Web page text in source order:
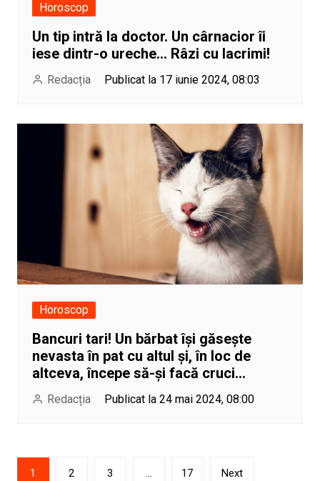
Horoscop
Un tip intră la doctor. Un cârnacior îi
iese dintr-o ureche… Râzi cu lacrimi!
Redacția Publicat la 17 iunie 2024, 08:03
Horoscop
Bancuri tari! Un bărbat își găsește
nevasta în pat cu altul și, în loc de
altceva, începe să-și facă cruci…
Redacția Publicat la 24 mai 2024, 08:00
Paginație
1 2 3 … 17 Next